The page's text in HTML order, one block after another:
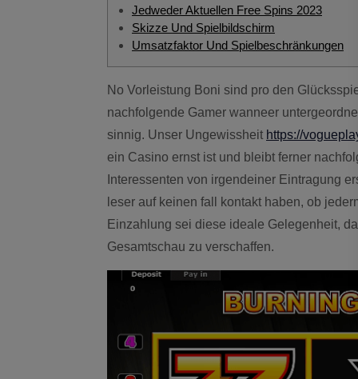
Jedweder Aktuellen Free Spins 2023
Skizze Und Spielbildschirm
Umsatzfaktor Und Spielbeschränkungen
No Vorleistung Boni sind pro den Glücksspielmarkt folgende wichtige Meriten. Sind wie je
nachfolgende Gamer wanneer
sinnig. Unser Ungewissheit https://
ein Casino ernst ist und bleibt ferner
Interessenten von irgendeiner Eintragung
leser auf keinen fall kontakt haben, ob
Einzahlung sei diese ideale Gelegenheit,
Gesamtschau zu verschaffen.